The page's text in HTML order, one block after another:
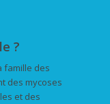
?
famille des
des mycoses
et des